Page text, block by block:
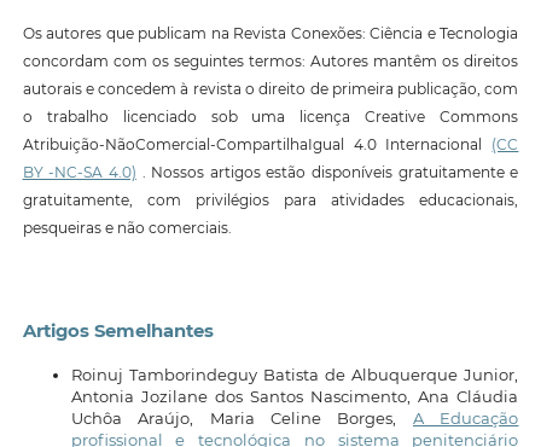
Os autores que publicam na Revista Conexões: Ciência e Tecnologia
concordam com os seguintes termos: Autores mantêm os direitos
autorais e concedem à revista o direito de primeira publicação, com
o trabalho licenciado sob uma licença Creative Commons
Atribuição-NãoComercial-CompartilhaIgual 4.0 Internacional (CC
BY -NC-SA 4.0) . Nossos artigos estão disponíveis gratuitamente e
gratuitamente, com privilégios para atividades educacionais,
pesqueiras e não comerciais.
Artigos Semelhantes
Roinuj Tamborindeguy Batista de Albuquerque Junior,
Antonia Jozilane dos Santos Nascimento, Ana Cláudia
Uchôa Araújo, Maria Celine Borges, A Educação
profissional e tecnológica no sistema penitenciário